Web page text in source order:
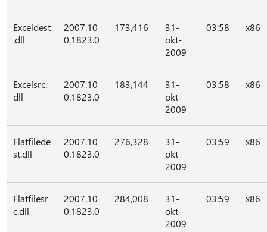
Exceldest
.dll
2007.10
0.1823.0
173,416
31-
okt-
2009
03:58 x86
Excelsrc.
dll
2007.10
0.1823.0
183,144
31-
okt-
2009
03:58 x86
Flatfilede
st.dll
2007.10
0.1823.0
276,328
31-
okt-
2009
03:59 x86
Flatfilesr
c.dll
2007.10
0.1823.0
284,008
31-
okt-
2009
03:59 x86